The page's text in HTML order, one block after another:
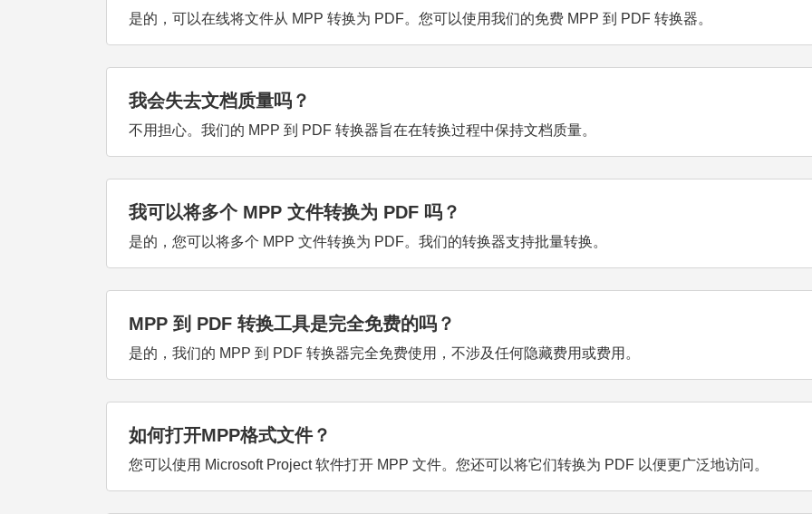
是的，可以在线将文件从 MPP 转换为 PDF。您可以使用我们的免费 MPP 到 PDF 转换器。
我会失去文档质量吗？
不用担心。我们的 MPP 到 PDF 转换器旨在在转换过程中保持文档质量。
我可以将多个 MPP 文件转换为 PDF 吗？
是的，您可以将多个 MPP 文件转换为 PDF。我们的转换器支持批量转换。
MPP 到 PDF 转换工具是完全免费的吗？
是的，我们的 MPP 到 PDF 转换器完全免费使用，不涉及任何隐藏费用或费用。
如何打开MPP格式文件？
您可以使用 Microsoft Project 软件打开 MPP 文件。您还可以将它们转换为 PDF 以便更广泛地访问。